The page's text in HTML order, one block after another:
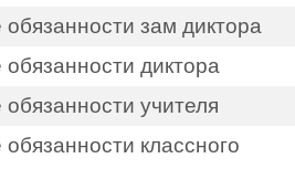
зам диктора
диктора
учителя
классного